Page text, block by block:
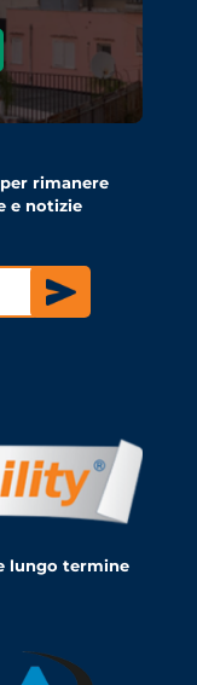
rimanere
e notizie
lungo termine